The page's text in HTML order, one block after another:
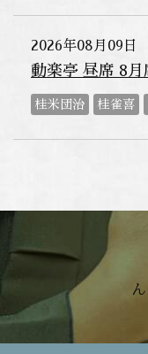
2026年08月09日
動楽亭 昼席 8月
桂米団治 桂雀喜